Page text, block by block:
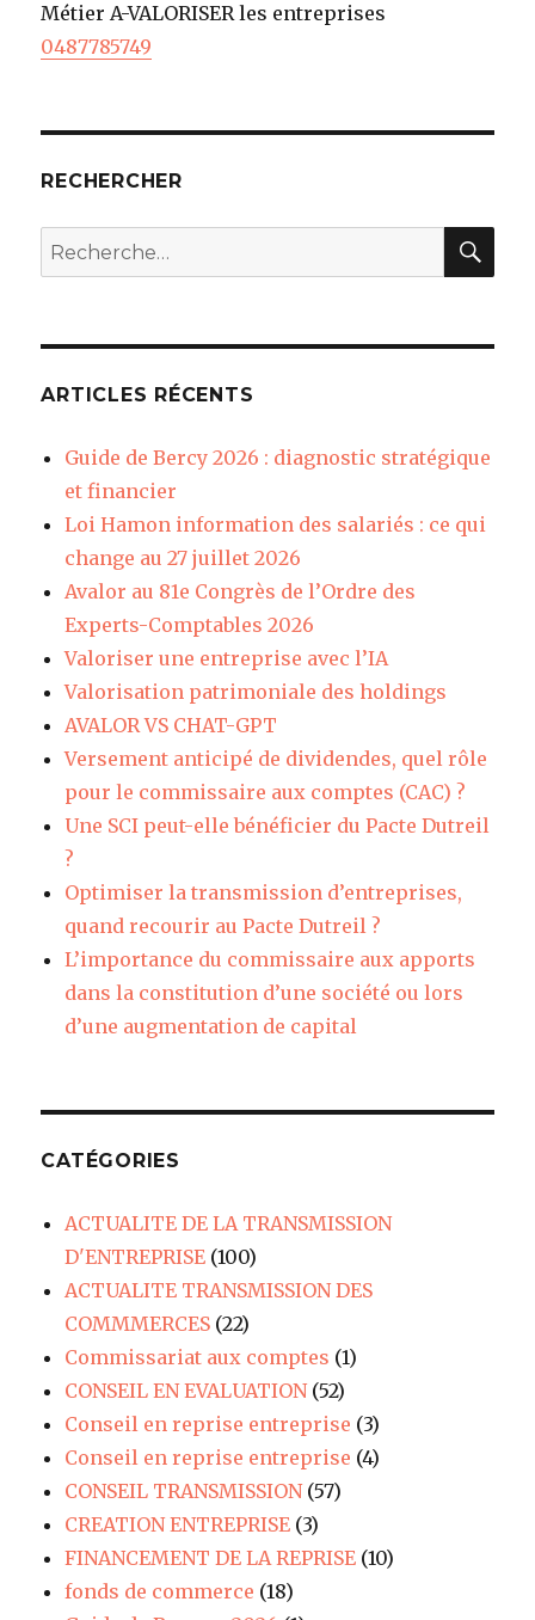
Métier A-VALORISER les entreprises
0487785749
RECHERCHER
Recherche
pour
ARTICLES RÉCENTS
Guide de Bercy 2026 : diagnostic stratégique
et financier
Loi Hamon information des salariés : ce qui
change au 27 juillet 2026
Avalor au 81e Congrès de l’Ordre des
Experts-Comptables 2026
Valoriser une entreprise avec l’IA
Valorisation patrimoniale des holdings
AVALOR VS CHAT-GPT
Versement anticipé de dividendes, quel rôle
pour le commissaire aux comptes (CAC) ?
Une SCI peut-elle bénéficier du Pacte Dutreil
?
Optimiser la transmission d’entreprises,
quand recourir au Pacte Dutreil ?
L’importance du commissaire aux apports
dans la constitution d’une société ou lors
d’une augmentation de capital
CATÉGORIES
ACTUALITE DE LA TRANSMISSION
D'ENTREPRISE (100)
ACTUALITE TRANSMISSION DES
COMMMERCES (22)
Commissariat aux comptes (1)
CONSEIL EN EVALUATION(52)
Conseil en reprise entreprise (3)
Conseil en reprise entreprise (4)
CONSEIL TRANSMISSION(57)
CREATION ENTREPRISE (3)
FINANCEMENT DE LA REPRISE (10)
fonds de commerce (18)